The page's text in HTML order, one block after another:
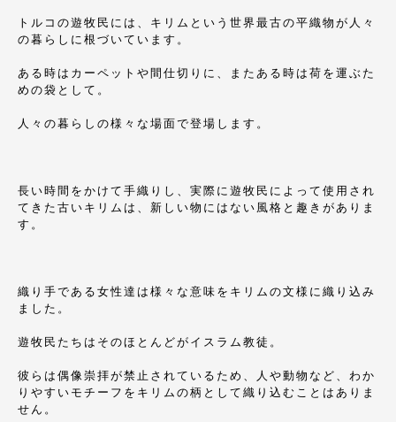
トルコの遊牧民には、キリムという世界最古の平織物が人々
の暮らしに根づいています。
ある時はカーペットや間仕切りに、またある時は荷を運ぶた
めの袋として。
人々の暮らしの様々な場面で登場します。
長い時間をかけて手織りし、実際に遊牧民によって使用され
てきた古いキリムは、新しい物にはない風格と趣きがありま
す。
織り手である女性達は様々な意味をキリムの文様に織り込み
ました。
遊牧民たちはそのほとんどがイスラム教徒。
彼らは偶像崇拝が禁止されているため、人や動物など、わか
りやすいモチーフをキリムの柄として織り込むことはありま
せん。